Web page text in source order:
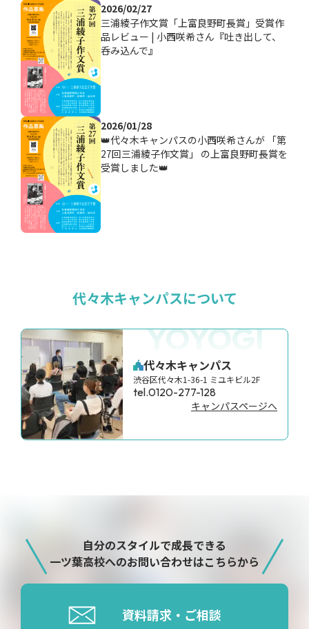
2026/02/27
三浦綾子作文賞「上富良野町長賞」受賞作
品レビュー | 小西咲希さん『吐き出して、
呑み込んで』
2026/01/28
👑代々木キャンパスの小西咲希さんが 「第
27回三浦綾子作文賞」 の上富良野町長賞を
受賞しました👑
代々木キャンパスについて
YOYOGI
代々木キャンパス
渋谷区代々木1-36-1 ミユキビル2F
tel.0120-277-128
キャンパスページへ
自分のスタイルで成長できる
一ツ葉高校へのお問い合わせはこちらから
資料請求・ご相談